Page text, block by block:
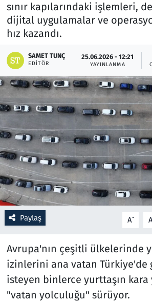
sınır kapılarındaki işlemleri,
dijital uygulamalar ve
hız kazandı.
SAMET TUNÇ
EDITÖR
25.06.2026 - 12:21
YAYINLANMA
Paylaş A-
Avrupa'nın çeşitli ülkelerinde
izinlerini ana vatan Türkiye'de
isteyen binlerce yurttaşın
"vatan yolculuğu" sürüyor.
Memur ve Kamu
Otomobil
Oyun
Ramazan
Resmi İlanlar
Rüya Tabirleri
Sağlık
Savunma Sanayi
Seçim 2023
Spor
Teknoloji ve Bilim
Televizyon